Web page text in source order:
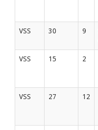
VSS 30 9
VSS 15 2
VSS 27 12